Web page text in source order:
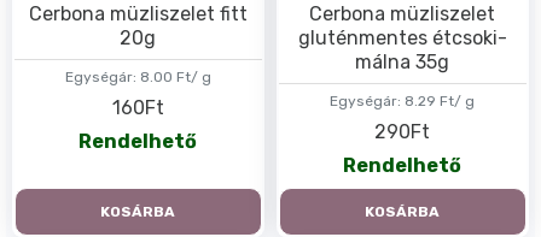
Egységár: 8.00 Ft/ g
Cerbona müzliszelet fitt
20g
160Ft
Rendelhető
KOSÁRBA
Egységár: 8.29 Ft/ g
Cerbona müzliszelet
gluténmentes étcsoki-
málna 35g
290Ft
Rendelhető
KOSÁRBA